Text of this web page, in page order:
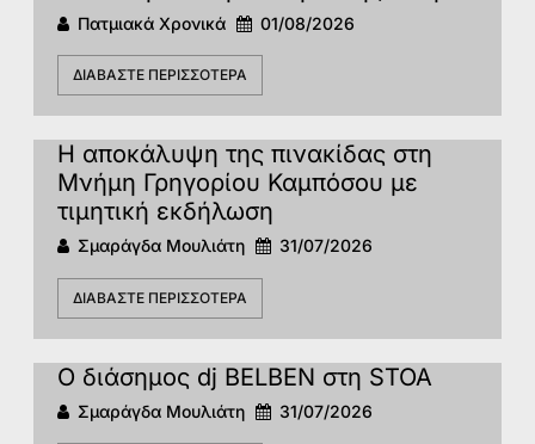
Πατμιακά Χρονικά 01/08/2026
ΔΙΑΒΆΣΤΕ ΠΕΡΙΣΣΌΤΕΡΑ
Η αποκάλυψη της πινακίδας στη
Μνήμη Γρηγορίου Καμπόσου με
τιμητική εκδήλωση
Σμαράγδα Μουλιάτη 31/07/2026
ΔΙΑΒΆΣΤΕ ΠΕΡΙΣΣΌΤΕΡΑ
Ο διάσημος dj BELBEN στη STOA
Σμαράγδα Μουλιάτη 31/07/2026